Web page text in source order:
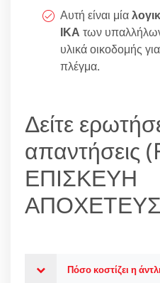
Αυτή είναι μία
ΙΚΑ των
υλικά οικοδομής
πλέγμα.
Δείτε
απαντήσεις
ΕΠΙΣΚΕΥΗ
Πόσο κοστίζει η